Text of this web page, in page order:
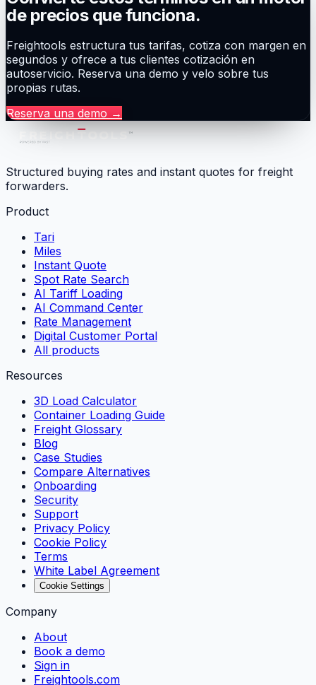
de precios que funciona.
Freightools estructura tus tarifas, cotiza con margen en
segundos y ofrece a tus clientes cotización en
autoservicio. Reserva una demo y velo sobre tus
propias rutas.
Reserva una demo →
Structured buying rates and instant quotes for freight
forwarders.
Product
Tari
Miles
Instant Quote
Spot Rate Search
AI Tariff Loading
AI Command Center
Rate Management
Digital Customer Portal
All products
Resources
3D Load Calculator
Container Loading Guide
Freight Glossary
Blog
Case Studies
Compare Alternatives
Onboarding
Security
Support
Privacy Policy
Cookie Policy
Terms
White Label Agreement
Cookie Settings
Company
About
Book a demo
Sign in
Freightools.com